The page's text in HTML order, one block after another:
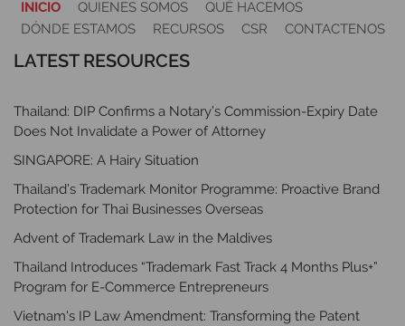
INICIO QUIENES SOMOS
QUÉ HACEMOS
DÓNDE ESTAMOS
RECURSOS CSR CONTACTENOS
LATEST RESOURCES
Thailand: DIP Confirms a Notary’s Commission-Expiry Date
Does Not Invalidate a Power of Attorney
SINGAPORE: A Hairy Situation
Thailand’s Trademark Monitor Programme: Proactive Brand
Protection for Thai Businesses Overseas
Advent of Trademark Law in the Maldives
Thailand Introduces “Trademark Fast Track 4 Months Plus+”
Program for E-Commerce Entrepreneurs
Vietnam's IP Law Amendment: Transforming the Patent